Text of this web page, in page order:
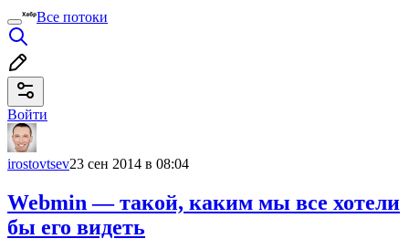
Все потоки
Войти
irostovtsev23 сен 2014 в 08:04
Webmin — такой, каким мы все хотели
бы его видеть